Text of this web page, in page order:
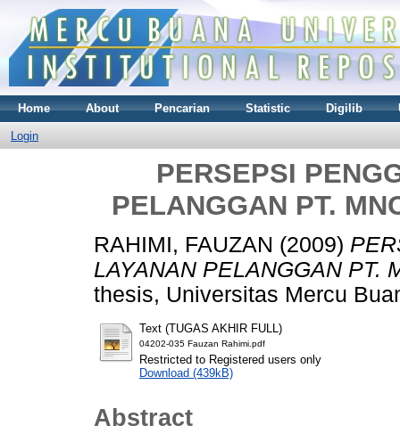
Home About Pencarian Statistic Digilib
Login
PERSEPSI
PELANGGAN PT.
RAHIMI, FAUZAN (2009)
LAYANAN PELANGGAN PT.
thesis, Universitas Mercu
Text (TUGAS AKHIR FULL)
04202-035 Fauzan Rahimi.pdf
Restricted to Registered users only
Download (439kB)
Abstract